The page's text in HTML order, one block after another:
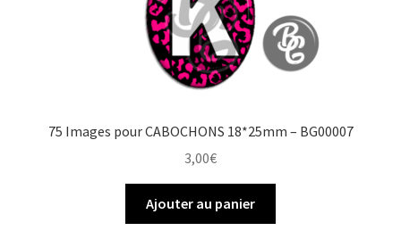
75 Images pour CABOCHONS 18*25mm – BG00007
3,00€
Ajouter au panier